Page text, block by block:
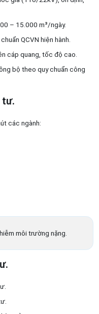
– 15.000 m³/ngày.
QCVN hiện hành.
cáp quang, tốc độ cao.
bộ theo quy chuẩn công
tư.
các ngành:
môi trường nặng.